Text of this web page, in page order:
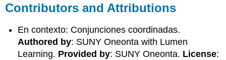
Contributors and Attributions
En contexto: Conjunciones coordinadas.
Authored by: SUNY Oneonta with Lumen
Learning. Provided by: SUNY Oneonta. License: